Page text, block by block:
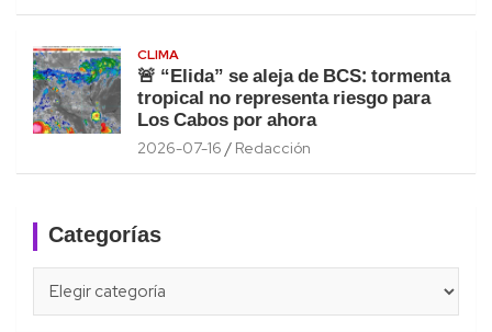
CLIMA
🚨 “Elida” se aleja de BCS: tormenta
tropical no representa riesgo para
Los Cabos por ahora
2026-07-16 Redacción
Categorías